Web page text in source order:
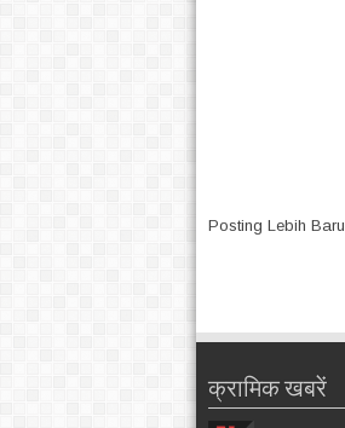
Posting Lebih Baru
क्रामिक खबरें